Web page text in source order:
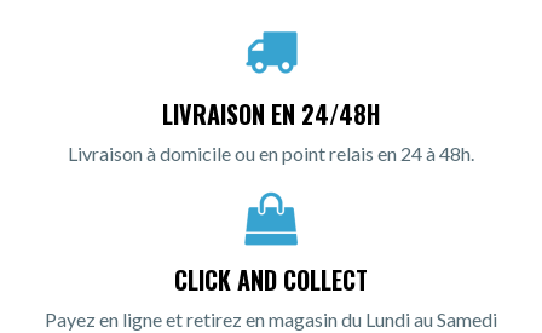
LIVRAISON EN 24/48H
Livraison à domicile ou en point relais en 24 à 48h.
CLICK AND COLLECT
Payez en ligne et retirez en magasin du Lundi au Samedi